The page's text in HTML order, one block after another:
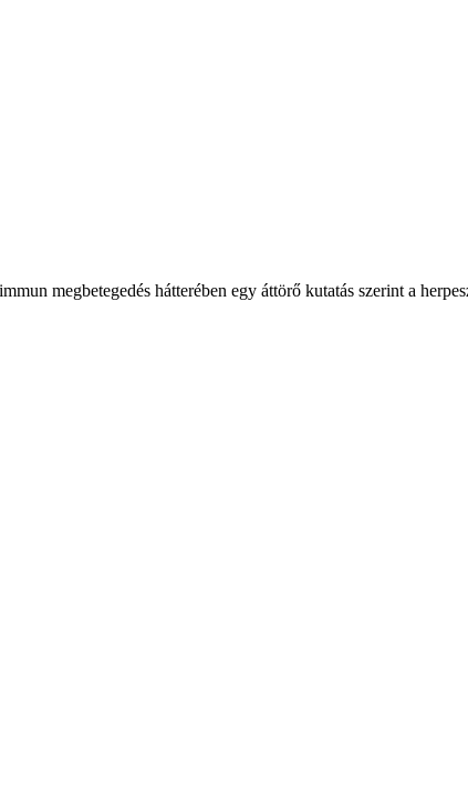
megbetegedés hátterében egy áttörő kutatás szerint a